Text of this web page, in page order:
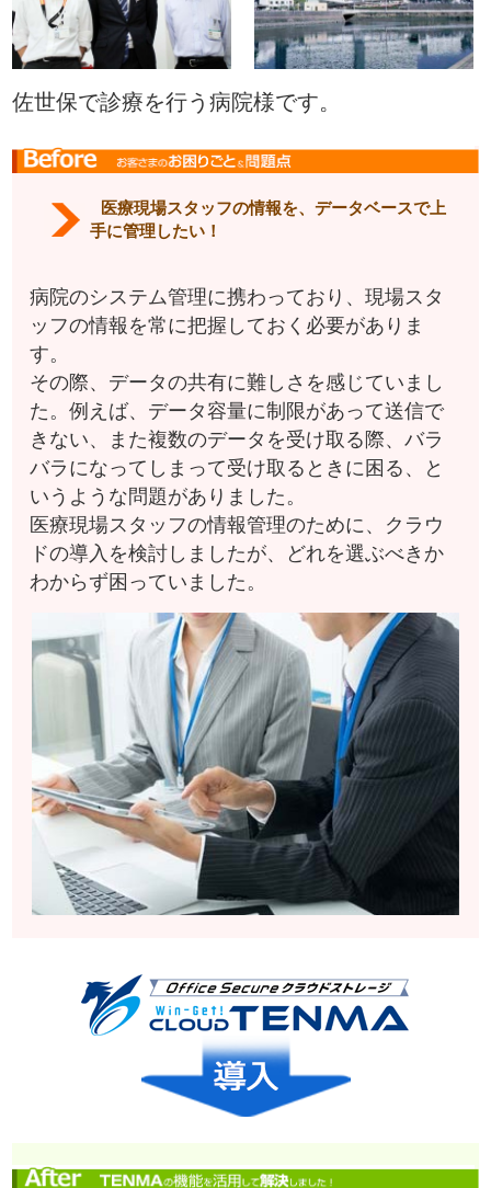
佐世保で診療を行う病院様です。
医療現場スタッフの情報を、データベースで上
手に管理したい！
病院のシステム管理に携わっており、現場スタ
ッフの情報を常に把握しておく必要がありま
す。
その際、データの共有に難しさを感じていまし
た。例えば、データ容量に制限があって送信で
きない、また複数のデータを受け取る際、バラ
バラになってしまって受け取るときに困る、と
いうような問題がありました。
医療現場スタッフの情報管理のために、クラウ
ドの導入を検討しましたが、どれを選ぶべきか
わからず困っていました。